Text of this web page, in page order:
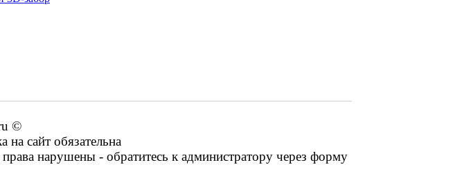
©
сайт обязательна
нарушены - обратитесь к администратору через форму